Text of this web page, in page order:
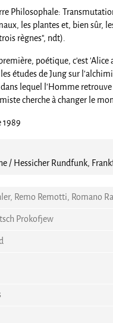
Philosophale:
les plantes et, bien sûr,
règnes", ndt).
poétique, c'est
études de Jung sur
lequel l'Homme
cherche à changer le
1989
/ Hessicher Rundfunk,
Remo Remotti, Romano
Prokofjew